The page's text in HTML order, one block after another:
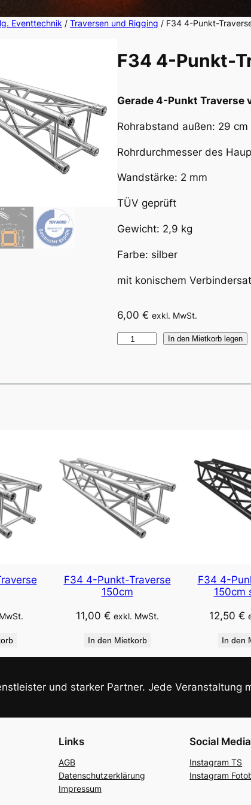
Eventtechnik / Traversen und Rigging / F34 4-Punkt-
F34 4-Punkt-
Gerade 4-Punkt Traverse
Rohrabstand außen: 29 cm
Rohrdurchmesser des
Wandstärke: 2 mm
TÜV geprüft
Gewicht: 2,9 kg
Farbe: silber
mit konischem
6,00 € exkl. MwSt.
4
t
-
T
r
e
r
e
2
m
In den Mietkorb legen
F34 4-Punkt-Traverse
150cm
11,00 € exkl. MwSt.
In den Mietkorb
F34 4-
150cm
12,50 €
In den
und starker Partner. Jede Veranstaltung
Links
AGB
Datenschutzerklärung
Impressum
Social Media
Instagram TS
Instagram